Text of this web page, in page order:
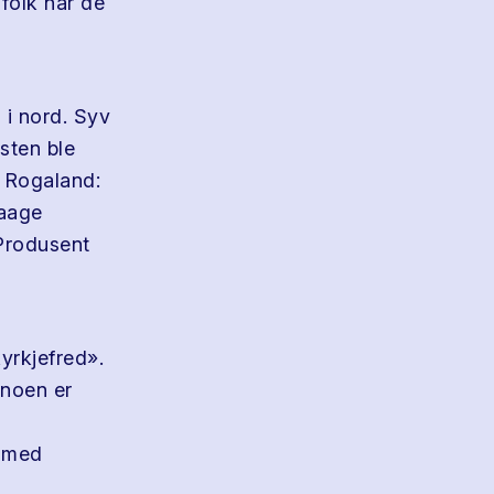
i nord. Syv
ble
er